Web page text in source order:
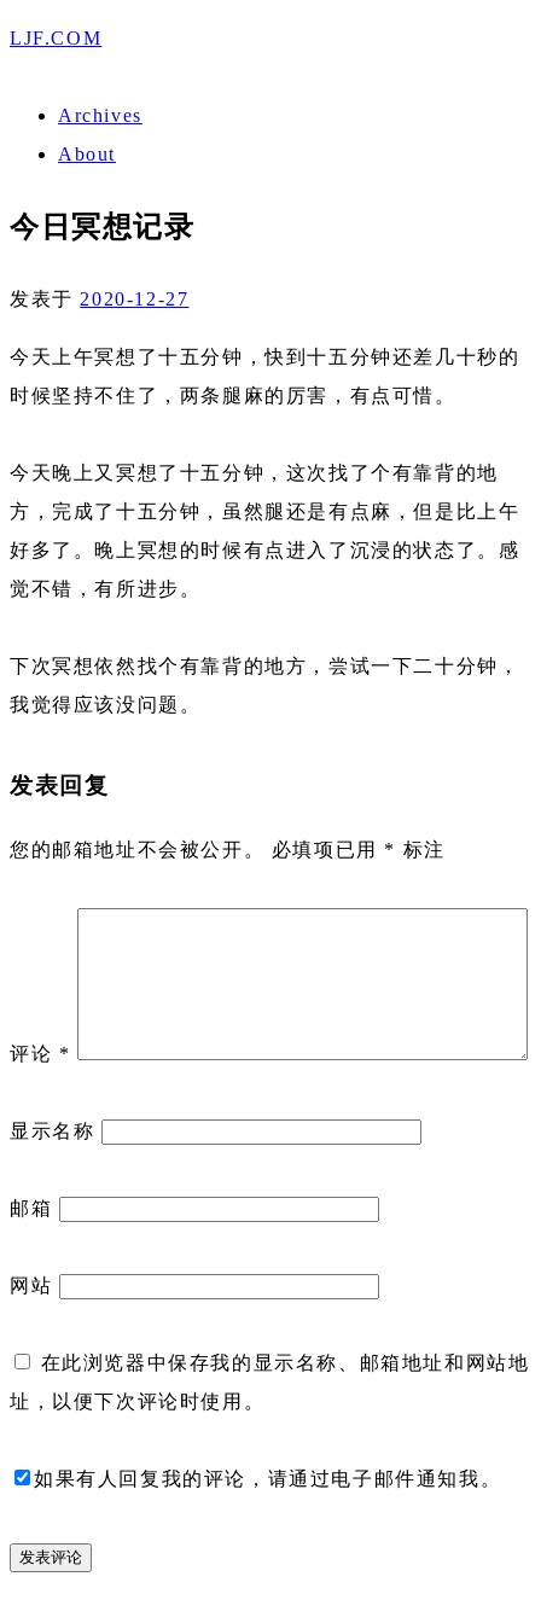
LJF.COM
Archives
About
今日冥想记录
发表于 2020-12-27
今天上午冥想了十五分钟，快到十五分钟还差几十秒的
时候坚持不住了，两条腿麻的厉害，有点可惜。
今天晚上又冥想了十五分钟，这次找了个有靠背的地
方，完成了十五分钟，虽然腿还是有点麻，但是比上午
好多了。晚上冥想的时候有点进入了沉浸的状态了。感
觉不错，有所进步。
下次冥想依然找个有靠背的地方，尝试一下二十分钟，
我觉得应该没问题。
发表回复
您的邮箱地址不会被公开。 必填项已用 * 标注
评论 *
显示名称
邮箱
网站
在此浏览器中保存我的显示名称、邮箱地址和网站地
址，以便下次评论时使用。
如果有人回复我的评论，请通过电子邮件通知我。